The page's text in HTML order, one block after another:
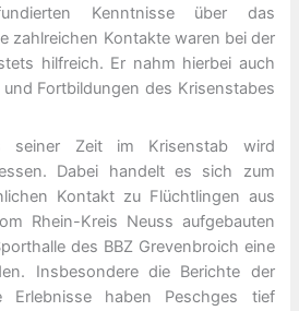
Kenntnisse über das
zahlreichen Kontakte waren bei der
hilfreich. Er nahm hierbei auch
Fortbildungen des Krisenstabes
seiner Zeit im Krisenstab wird
Dabei handelt es sich zum
Kontakt zu Flüchtlingen aus
Rhein-Kreis Neuss aufgebauten
des BBZ Grevenbroich eine
Insbesondere die Berichte der
Erlebnisse haben Peschges tief